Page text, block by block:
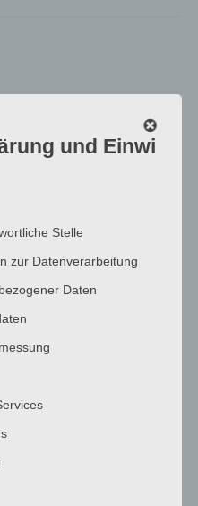
und Einwi
Stelle
zur Datenverarbeitung
Daten